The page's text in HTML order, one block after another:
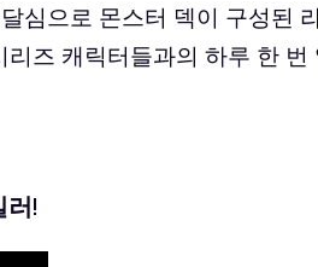
심으로 몬스터 덱이 구성된
리즈 캐릭터들과의 하루 한 번
러!